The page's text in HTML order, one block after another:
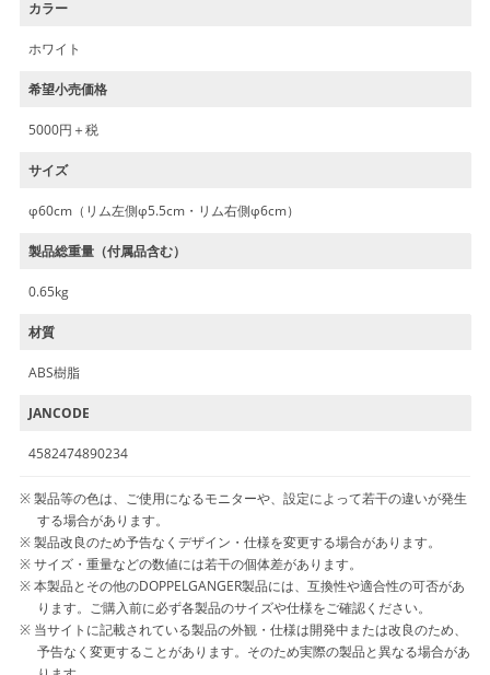
カラー
ホワイト
希望小売価格
5000円＋税
サイズ
φ60cm（リム左側φ5.5cm・リム右側φ6cm）
製品総重量（付属品含む）
0.65kg
材質
ABS樹脂
JANCODE
4582474890234
製品等の色は、ご使用になるモニターや、設定によって若干の違いが発生
する場合があります。
製品改良のため予告なくデザイン・仕様を変更する場合があります。
サイズ・重量などの数値には若干の個体差があります。
本製品とその他のDOPPELGANGER製品には、互換性や適合性の可否があ
ります。ご購入前に必ず各製品のサイズや仕様をご確認ください。
当サイトに記載されている製品の外観・仕様は開発中または改良のため、
予告なく変更することがあります。そのため実際の製品と異なる場合があ